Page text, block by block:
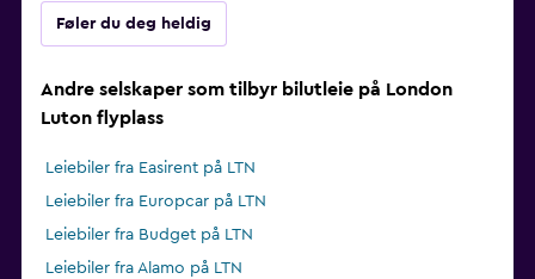
Føler du deg heldig
Andre selskaper som tilbyr bilutleie på London
Luton flyplass
Leiebiler fra Easirent på LTN
Leiebiler fra Europcar på LTN
Leiebiler fra Budget på LTN
Leiebiler fra Alamo på LTN